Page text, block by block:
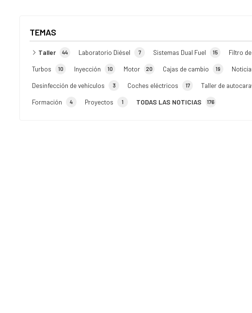
TEMAS
TODAS LAS NOTICIAS 176
Taller 44 Laboratorio Diésel 7 Sistemas Dual Fuel 15 Filtro
Turbos 10 Inyección 10 Motor 20 Cajas de cambio 19
Desinfección de vehículos 3 Coches eléctricos 17 Taller de
Formación 4 Proyectos 1